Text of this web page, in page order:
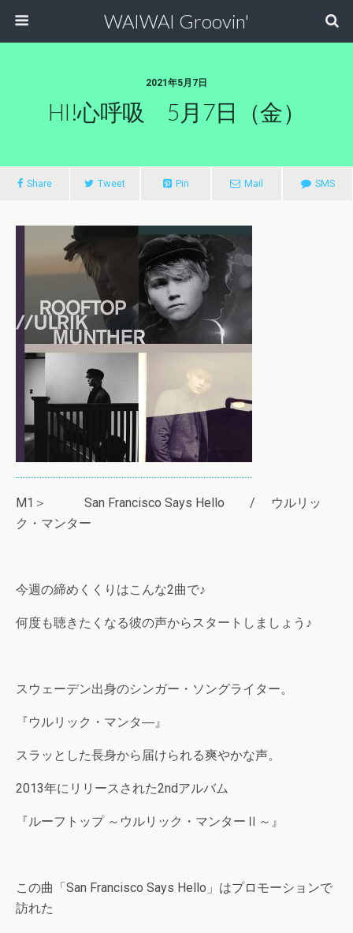
WAIWAI Groovin'
2021年5月7日
HI!心呼吸 5月7日（金）
Share Tweet Pin Mail SMS
M1＞ San Francisco Says Hello / ウルリッ
ク・マンター
今週の締めくくりはこんな2曲で♪
何度も聴きたくなる彼の声からスタートしましょう♪
スウェーデン出身のシンガー・ソングライター。
『ウルリック・マンタ―』
スラッとした長身から届けられる爽やかな声。
2013年にリリースされた2ndアルバム
『ルーフトップ ～ウルリック・マンターⅡ～』
この曲「San Francisco Says Hello」はプロモーションで
訪れた